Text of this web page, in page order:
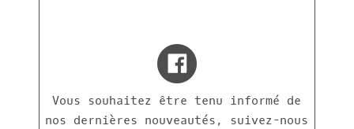
Vous souhaitez être tenu informé de
nos dernières nouveautés, suivez-nous